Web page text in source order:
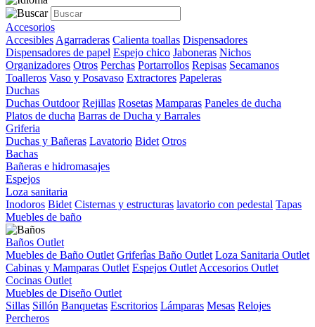
Accesorios
Accesibles Agarraderas Calienta toallas Dispensadores
Dispensadores de papel Espejo chico Jaboneras Nichos
Organizadores Otros Perchas Portarrollos Repisas Secamanos
Toalleros Vaso y Posavaso Extractores Papeleras
Duchas
Duchas Outdoor Rejillas Rosetas Mamparas Paneles de ducha
Platos de ducha Barras de Ducha y Barrales
Griferia
Duchas y Bañeras Lavatorio Bidet Otros
Bachas
Bañeras e hidromasajes
Espejos
Loza sanitaria
Inodoros Bidet Cisternas y estructuras lavatorio con pedestal Tapas
Muebles de baño
Baños Outlet
Muebles de Baño Outlet Griferîas Baño Outlet Loza Sanitaria Outlet
Cabinas y Mamparas Outlet Espejos Outlet Accesorios Outlet
Cocinas Outlet
Muebles de Diseño Outlet
Sillas Sillón Banquetas Escritorios Lámparas Mesas Relojes
Percheros